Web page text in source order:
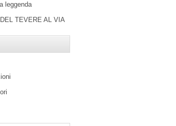
leggenda
TEVERE AL VIA